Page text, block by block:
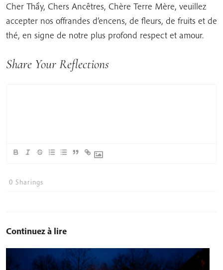
Cher Thầy, Chers Ancêtres, Chère Terre Mère, veuillez
accepter nos offrandes d’encens, de fleurs, de fruits et de
thé, en signe de notre plus profond respect et amour.
Share Your Reflections
0 Sharings
Continuez à lire